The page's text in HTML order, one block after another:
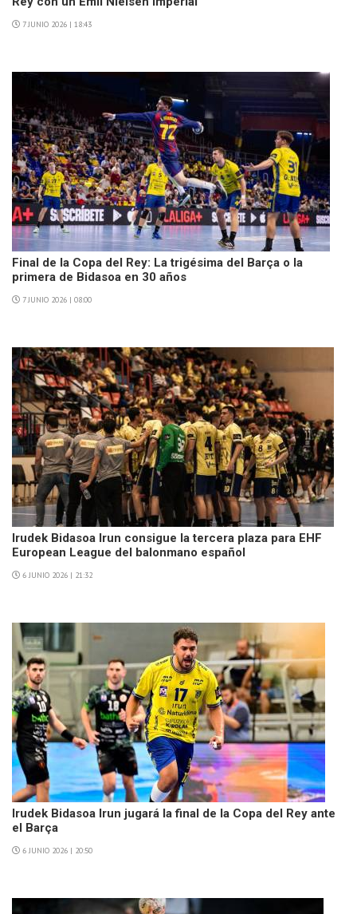
7 JUNIO 2026 | 18:43
Final de la Copa del Rey: La trigésima del Barça o la
primera de Bidasoa en 30 años
7 JUNIO 2026 | 08:00
Irudek Bidasoa Irun consigue la tercera plaza para EHF
European League del balonmano español
6 JUNIO 2026 | 21:32
Irudek Bidasoa Irun jugará la final de la Copa del Rey ante
el Barça
6 JUNIO 2026 | 20:50